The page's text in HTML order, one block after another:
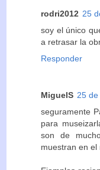
rodri2012 25
soy el único
a retrasar la
Responder
MiguelS 25 de
seguramente
para
son de
muestran en el